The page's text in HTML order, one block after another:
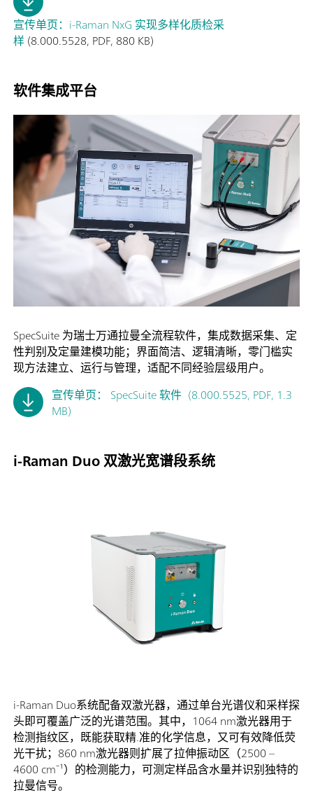
宣传单页：i-Raman NxG 实现多样化质检采
样(8.000.5528, PDF, 880 KB)
软件集成平台
SpecSuite 为瑞士万通拉曼全流程软件，集成数据采集、定
性判别及定量建模功能；界面简洁、逻辑清晰，零门槛实
现方法建立、运行与管理，适配不同经验层级用户。
宣传单页： SpecSuite 软件 (8.000.5525, PDF, 1.3
MB)
i-Raman Duo 双激光宽谱段系统
i-Raman Duo系统配备双激光器，通过单台光谱仪和采样探
头即可覆盖广泛的光谱范围。其中，1064 nm激光器用于
检测指纹区，既能获取精.准的化学信息，又可有效降低荧
光干扰；860 nm激光器则扩展了拉伸振动区（2500 –
4600 cm⁻¹）的检测能力，可测定样品含水量并识别独特的
拉曼信号。